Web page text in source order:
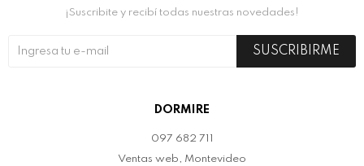
DORMIRE
097 682 711
Ventas web, Montevideo
¡Suscribite y recibí todas nuestras novedades!
SUSCRIBIRME